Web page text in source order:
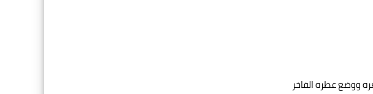
ووضع عطره الفاخر